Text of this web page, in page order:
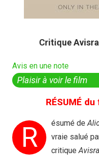
Critique
Avis en une note
Plaisir à voir le film
RÉSUMÉ
R ésumé de
vraie salué
critique